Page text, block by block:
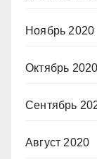
Ноябрь 2020
Октябрь 2020
Сентябрь
Август 2020